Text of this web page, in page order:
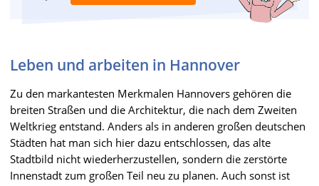
Leben und arbeiten in Hannover
Zu den markantesten Merkmalen Hannovers gehören die
breiten Straßen und die Architektur, die nach dem Zweiten
Weltkrieg entstand. Anders als in anderen großen deutschen
Städten hat man sich hier dazu entschlossen, das alte
Stadtbild nicht wiederherzustellen, sondern die zerstörte
Innenstadt zum großen Teil neu zu planen. Auch sonst ist